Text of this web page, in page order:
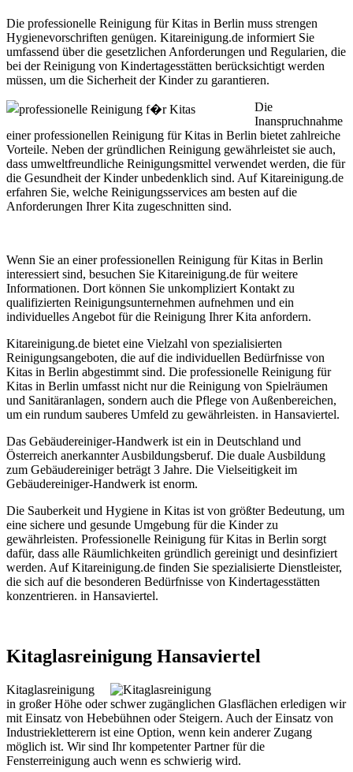
Die professionelle Reinigung für Kitas in Berlin muss strengen
Hygienevorschriften genügen. Kitareinigung.de informiert Sie
umfassend über die gesetzlichen Anforderungen und Regularien, die
bei der Reinigung von Kindertagesstätten berücksichtigt werden
müssen, um die Sicherheit der Kinder zu garantieren.
Die
Inanspruchnahme
einer professionellen Reinigung für Kitas in Berlin bietet zahlreiche
Vorteile. Neben der gründlichen Reinigung gewährleistet sie auch,
dass umweltfreundliche Reinigungsmittel verwendet werden, die für
die Gesundheit der Kinder unbedenklich sind. Auf Kitareinigung.de
erfahren Sie, welche Reinigungsservices am besten auf die
Anforderungen Ihrer Kita zugeschnitten sind.
Wenn Sie an einer professionellen Reinigung für Kitas in Berlin
interessiert sind, besuchen Sie Kitareinigung.de für weitere
Informationen. Dort können Sie unkompliziert Kontakt zu
qualifizierten Reinigungsunternehmen aufnehmen und ein
individuelles Angebot für die Reinigung Ihrer Kita anfordern.
Kitareinigung.de bietet eine Vielzahl von spezialisierten
Reinigungsangeboten, die auf die individuellen Bedürfnisse von
Kitas in Berlin abgestimmt sind. Die professionelle Reinigung für
Kitas in Berlin umfasst nicht nur die Reinigung von Spielräumen
und Sanitäranlagen, sondern auch die Pflege von Außenbereichen,
um ein rundum sauberes Umfeld zu gewährleisten. in Hansaviertel.
Das Gebäudereiniger-Handwerk ist ein in Deutschland und
Österreich anerkannter Ausbildungsberuf. Die duale Ausbildung
zum Gebäudereiniger beträgt 3 Jahre. Die Vielseitigkeit im
Gebäudereiniger-Handwerk ist enorm.
Die Sauberkeit und Hygiene in Kitas ist von größter Bedeutung, um
eine sichere und gesunde Umgebung für die Kinder zu
gewährleisten. Professionelle Reinigung für Kitas in Berlin sorgt
dafür, dass alle Räumlichkeiten gründlich gereinigt und desinfiziert
werden. Auf Kitareinigung.de finden Sie spezialisierte Dienstleister,
die sich auf die besonderen Bedürfnisse von Kindertagesstätten
konzentrieren. in Hansaviertel.
Kitaglasreinigung Hansaviertel
Kitaglasreinigung
in großer Höhe oder schwer zugänglichen Glasflächen erledigen wir
mit Einsatz von Hebebühnen oder Steigern. Auch der Einsatz von
Industriekletterern ist eine Option, wenn kein anderer Zugang
möglich ist. Wir sind Ihr kompetenter Partner für die
Fensterreinigung auch wenn es schwierig wird.